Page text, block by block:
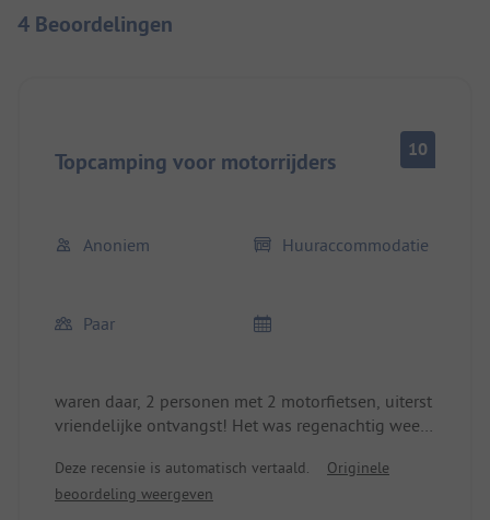
4 Beoordelingen
Topcamping voor motorrijders 10
Anoniem Huuraccommodatie
Paar
waren daar, 2 personen met 2 motorfietsen, uiterst
vriendelijke ontvangst! Het was regenachtig weer,
getoond. De hut is goed onderhouden en echt
voordelig. Van ons, als motorrijders, enkel
Deze recensie is automatisch vertaald.
Originele
beoordeling weergeven